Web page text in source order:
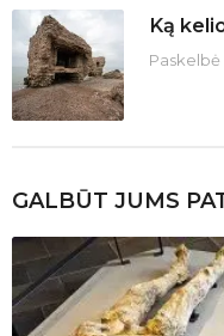
Ką
Paskelbė
GALBŪT JUMS